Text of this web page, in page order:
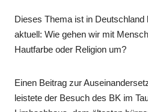
Dieses Thema ist in Deutschland
aktuell: Wie gehen wir mit
Hautfarbe oder Religion um?
Einen Beitrag zur
leistete der Besuch des BK im